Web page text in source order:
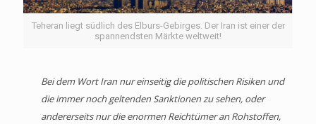
Teheran liegt südlich des Elburs-Gebirges. Der Iran ist einer der
spannendsten Märkte weltweit!
Bei dem Wort Iran nur einseitig die politischen Risiken und
die immer noch geltenden Sanktionen zu sehen, oder
andererseits nur die enormen Reichtümer an Rohstoffen,